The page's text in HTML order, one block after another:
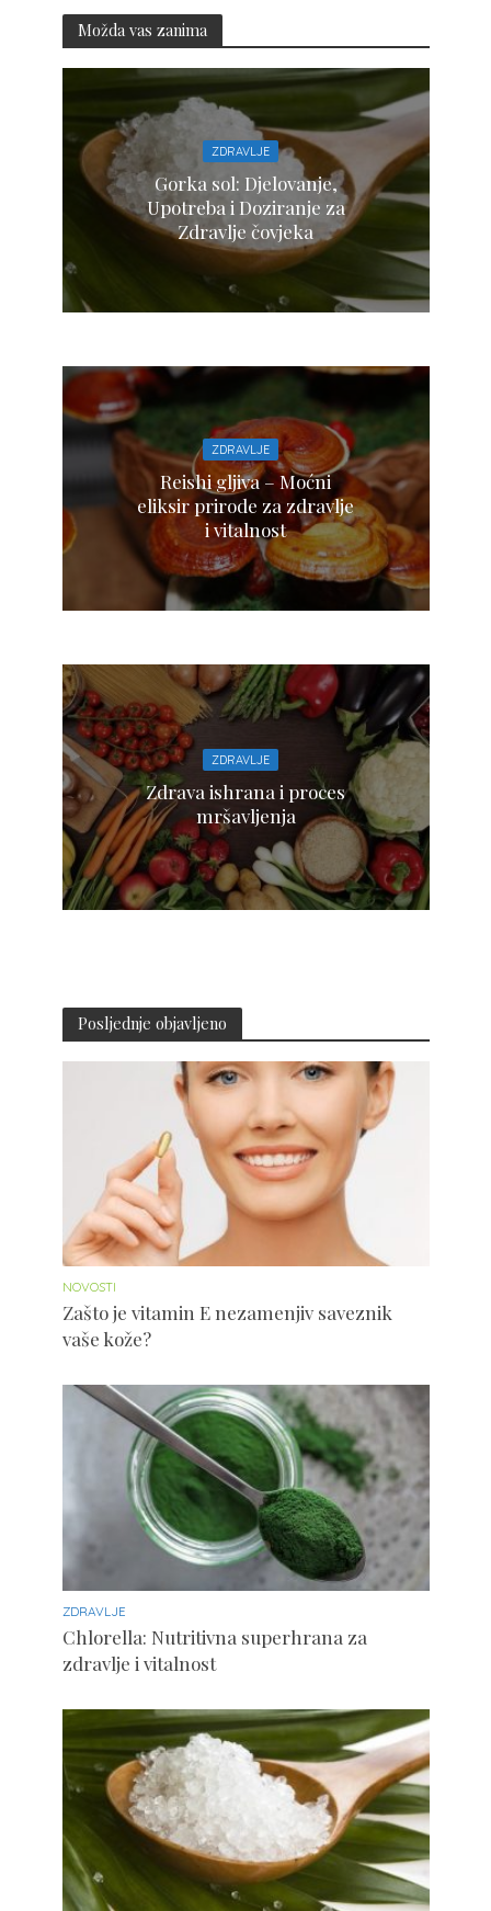
Možda vas zanima
ZDRAVLJE
Gorka sol: Djelovanje,
Upotreba i Doziranje za
Zdravlje čovjeka
ZDRAVLJE
Reishi gljiva – Moćni
eliksir prirode za zdravlje
i vitalnost
ZDRAVLJE
Zdrava ishrana i proces
mršavljenja
Posljednje objavljeno
NOVOSTI
Zašto je vitamin E nezamenjiv saveznik
vaše kože?
ZDRAVLJE
Chlorella: Nutritivna superhrana za
zdravlje i vitalnost